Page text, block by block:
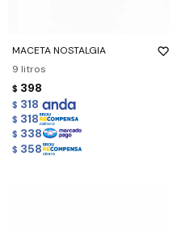
MACETA NOSTALGIA
9 litros
$ 398
$ 318
$ 318
$ 338
$ 358